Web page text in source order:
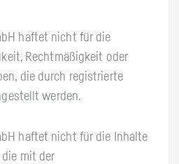
haftet nicht für die
Rechtmäßigkeit oder
die durch registrierte
werden.
haftet nicht für die Inhalte
mit der